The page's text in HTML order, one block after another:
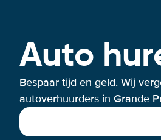
Auto
Bespaar tijd en geld. Wij
autoverhuurders in Grande